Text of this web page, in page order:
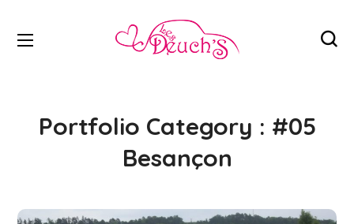
Portfolio Category : #05
Besançon